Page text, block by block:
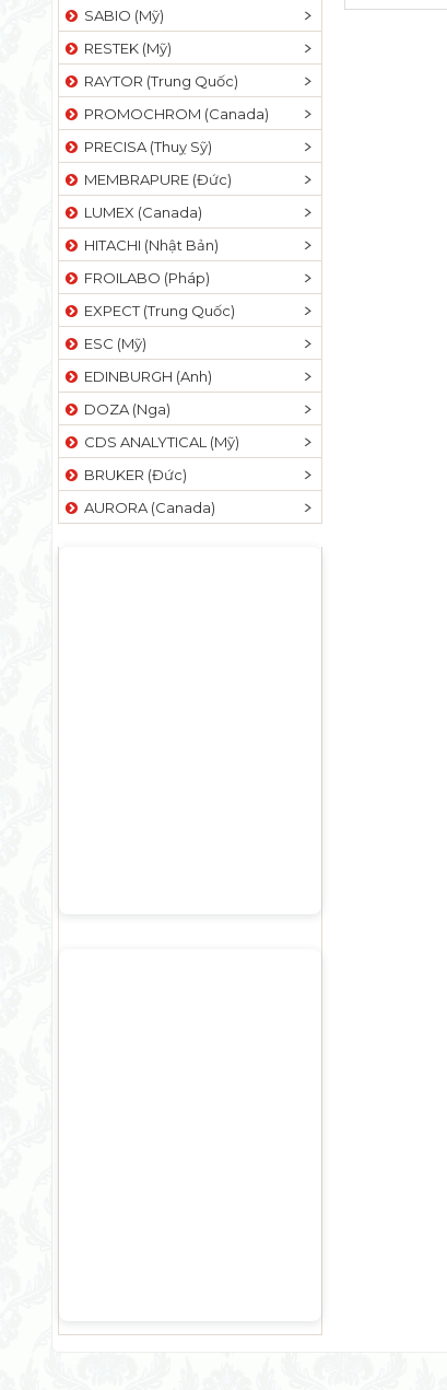
SABIO (Mỹ)
RESTEK (Mỹ)
RAYTOR (Trung Quốc)
PROMOCHROM (Canada)
PRECISA (Thuỵ Sỹ)
MEMBRAPURE (Đức)
LUMEX (Canada)
HITACHI (Nhật Bản)
FROILABO (Pháp)
EXPECT (Trung Quốc)
ESC (Mỹ)
EDINBURGH (Anh)
DOZA (Nga)
CDS ANALYTICAL (Mỹ)
BRUKER (Đức)
AURORA (Canada)